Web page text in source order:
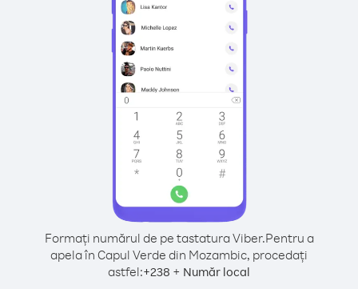
Formați numărul de pe tastatura Viber.Pentru a
apela în Capul Verde din Mozambic, procedați
astfel:+238 + Număr local